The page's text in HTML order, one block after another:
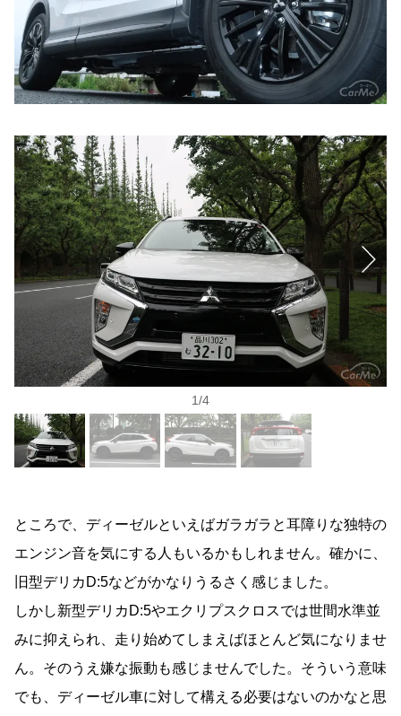
1/4
ところで、ディーゼルといえばガラガラと耳障りな独特の
エンジン音を気にする人もいるかもしれません。確かに、
旧型デリカ D:5などがかなりうるさく感じました。
しかし新型デリカ D:5やエクリプスクロスでは世間水準並
みに抑えられ、走り始めてしまえばほとんど気になりませ
ん。そのうえ嫌な振動も感じませんでした。そういう意味
でも、ディーゼル車に対して構える必要はないのかなと思